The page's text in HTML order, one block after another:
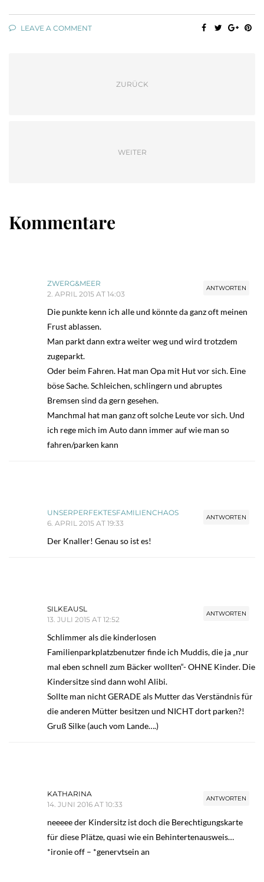
LEAVE A COMMENT
ZURÜCK
WEITER
Kommentare
ANTWORTEN
ZWERG&MEER
2. APRIL 2015 AT 14:03
Die punkte kenn ich alle und könnte da ganz oft meinen
Frust ablassen.
Man parkt dann extra weiter weg und wird trotzdem
zugeparkt.
Oder beim Fahren. Hat man Opa mit Hut vor sich. Eine
böse Sache. Schleichen, schlingern und abruptes
Bremsen sind da gern gesehen.
Manchmal hat man ganz oft solche Leute vor sich. Und
ich rege mich im Auto dann immer auf wie man so
fahren/parken kann
ANTWORTEN
UNSERPERFEKTESFAMILIENCHAOS
6. APRIL 2015 AT 19:33
Der Knaller! Genau so ist es!
ANTWORTEN
SILKEAUSL
13. JULI 2015 AT 12:52
Schlimmer als die kinderlosen
Familienparkplatzbenutzer finde ich Muddis, die ja „nur
mal eben schnell zum Bäcker wollten“- OHNE Kinder. Die
Kindersitze sind dann wohl Alibi.
Sollte man nicht GERADE als Mutter das Verständnis für
die anderen Mütter besitzen und NICHT dort parken?!
Gruß Silke (auch vom Lande….)
ANTWORTEN
KATHARINA
14. JUNI 2016 AT 10:33
neeeee der Kindersitz ist doch die Berechtigungskarte
für diese Plätze, quasi wie ein Behintertenausweis…
*ironie off – *genervtsein an